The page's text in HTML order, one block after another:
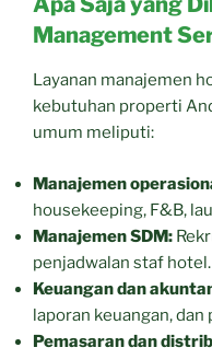
Management
Layanan manajemen
kebutuhan properti
umum meliputi:
Manajemen
housekeeping, F&B,
Manajemen SDM:
penjadwalan staf hotel.
Keuangan dan
laporan keuangan, dan
Pemasaran dan